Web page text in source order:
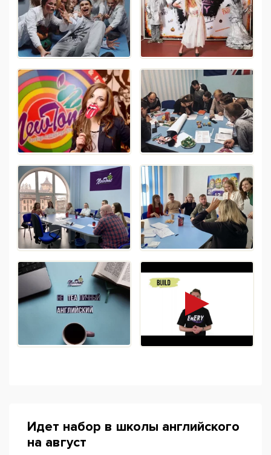
Идет набор в школы английского
на август